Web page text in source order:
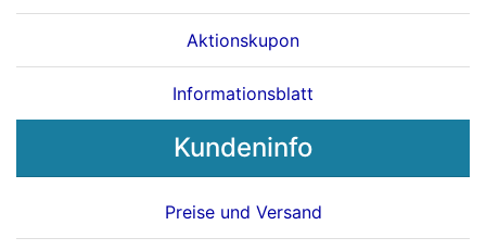
Aktionskupon
Informationsblatt
Kundeninfo
Preise und Versand